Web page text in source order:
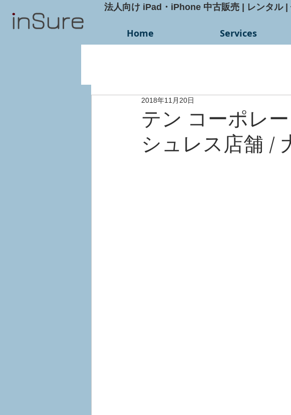
法人向け iPad・iPhone 中古販売 | レンタル
Home Services
テン コーポレ
シュレス店舗 /
2018年11月20日